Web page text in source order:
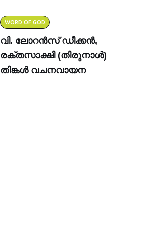
WORD OF GOD
വി. ലോറൻസ് ഡീക്കൻ,
രക്തസാക്ഷി (തിരുനാൾ)
തിങ്കൾ വചനവായന